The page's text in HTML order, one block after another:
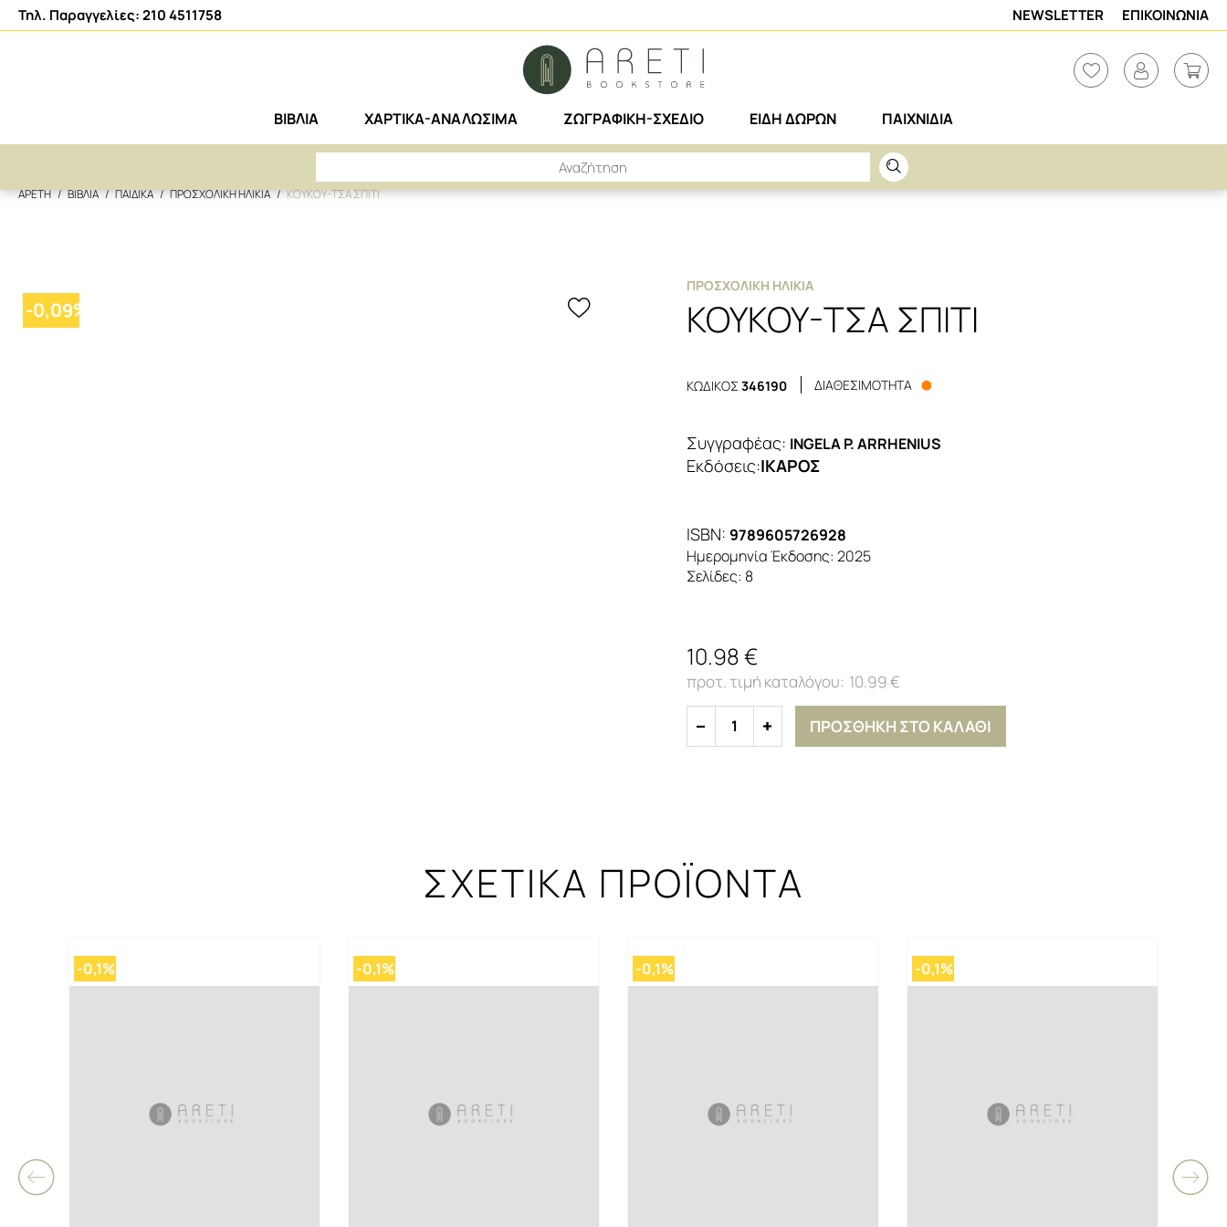
Τηλ. Παραγγελίες: 210 4511758 NEWSLETTER ΕΠΙΚΟΙΝΩΝΙΑ
ΒΙΒΛΙΑ ΧΑΡΤΙΚΑ-ΑΝΑΛΩΣΙΜΑ ΖΩΓΡΑΦΙΚΗ-ΣΧΕΔΙΟ ΕΙΔΗ ΔΩΡΩΝ ΠΑΙΧΝΙΔΙΑ
ΑΡΕΤΗ ΒΙΒΛΙΑ ΠΑΙΔΙΚΑ ΠΡΟΣΧΟΛΙΚΗ ΗΛΙΚΙΑ ΚΟΥΚΟΥ-ΤΣΑ ΣΠΙΤΙ
-0,09%
ΠΡΟΣΧΟΛΙΚΉ ΗΛΙΚΊΑ
ΚΟΥΚΟΥ-ΤΣΑ ΣΠΙΤΙ
ΚΩΔΙΚΟΣ346190 ΔΙΑΘΕΣΙΜΟΤΗΤΑ
Συγγραφέας: INGELA P. ARRHENIUS
Εκδόσεις:ΙΚΑΡΟΣ
ISBN: 9789605726928
Ημερομηνία Έκδοσης: 2025
Σελίδες: 8
10.98 €
10.99 €
1 ΠΡΟΣΘΗΚΗ ΣΤΟ ΚΑΛΑΘΙ
ΣΧΕΤΙΚΑ ΠΡΟΪΟΝΤΑ
-0,1% -0,1% -0,1% -0,1%